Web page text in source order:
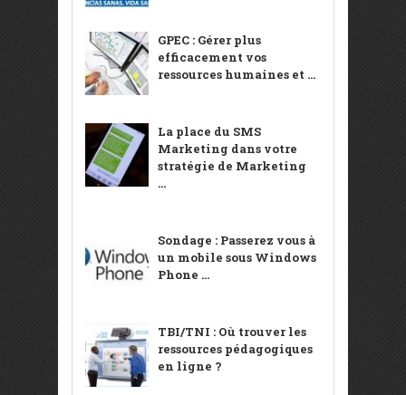
GPEC : Gérer plus
efficacement vos
ressources humaines et ...
La place du SMS
Marketing dans votre
stratégie de Marketing
...
Sondage : Passerez vous à
un mobile sous Windows
Phone ...
TBI/TNI : Où trouver les
ressources pédagogiques
en ligne ?